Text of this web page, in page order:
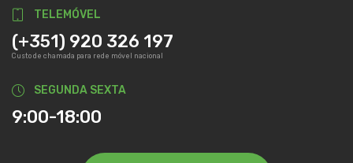
TELEMÓVEL
(+351) 920 326 197
Custo de chamada para rede móvel nacional
SEGUNDA SEXTA
9:00-18:00